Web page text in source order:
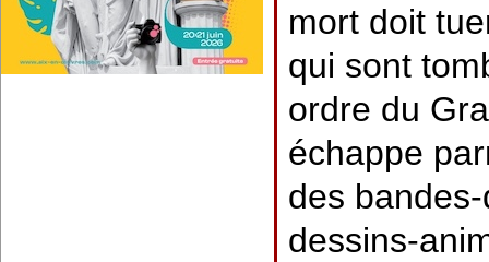
mort doit
qui sont
ordre du
échappe
des
dessins-